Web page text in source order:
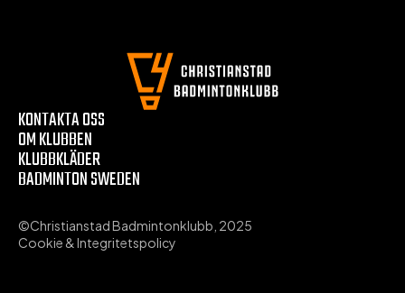
KONTAKTA OSS
OM KLUBBEN
KLUBBKLÄDER
BADMINTON SWEDEN
©Christianstad Badmintonklubb, 2025
Cookie & Integritetspolicy